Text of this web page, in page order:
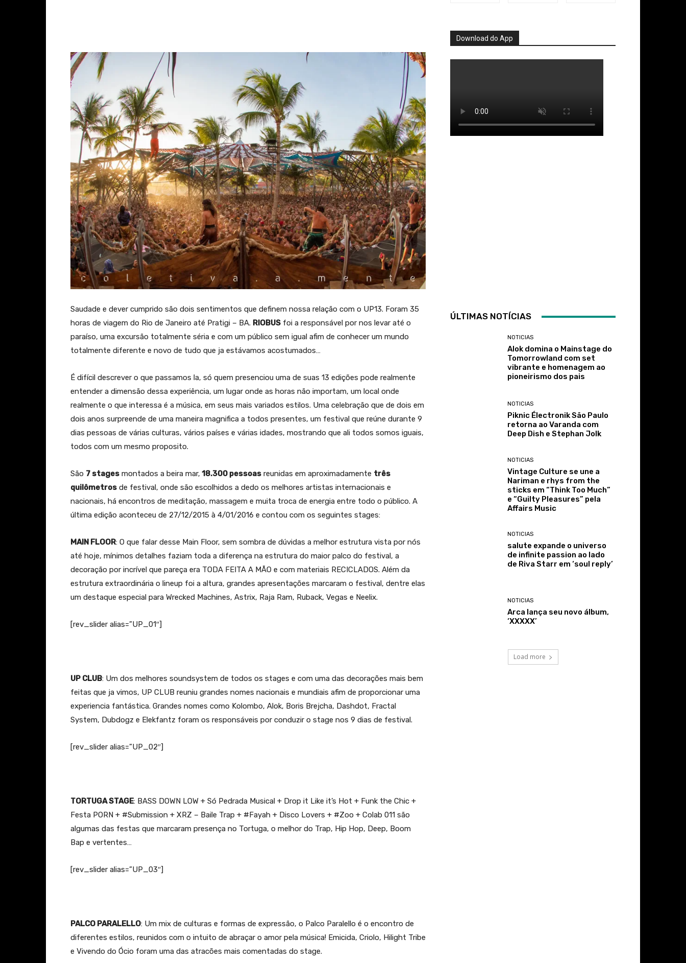
Saudade e dever cumprido são dois sentimentos que definem nossa relação com o UP13. Foram 35
horas de viagem do Rio de Janeiro até Pratigi – BA. RIOBUS foi a responsável por nos levar até o
paraíso, uma excursão totalmente séria e com um público sem igual afim de conhecer um mundo
totalmente diferente e novo de tudo que ja estávamos acostumados…
É difícil descrever o que passamos la, só quem presenciou uma de suas 13 edições pode realmente
entender a dimensão dessa experiência, um lugar onde as horas não importam, um local onde
realmente o que interessa é a música, em seus mais variados estilos. Uma celebração que de dois em
dois anos surpreende de uma maneira magnifica a todos presentes, um festival que reúne durante 9
dias pessoas de várias culturas, vários países e várias idades, mostrando que ali todos somos iguais,
todos com um mesmo proposito.
São 7 stages montados a beira mar, 18.300 pessoas reunidas em aproximadamente três
quilômetros de festival, onde são escolhidos a dedo os melhores artistas internacionais e
nacionais, há encontros de meditação, massagem e muita troca de energia entre todo o público. A
última edição aconteceu de 27/12/2015 à 4/01/2016 e contou com os seguintes stages:
MAIN FLOOR: O que falar desse Main Floor, sem sombra de dúvidas a melhor estrutura vista por nós
até hoje, mínimos detalhes faziam toda a diferença na estrutura do maior palco do festival, a
decoração por incrível que pareça era TODA FEITA A MÃO e com materiais RECICLADOS. Além da
estrutura extraordinária o lineup foi a altura, grandes apresentações marcaram o festival, dentre elas
um destaque especial para Wrecked Machines, Astrix, Raja Ram, Ruback, Vegas e Neelix.
[rev_slider alias=”UP_01″]
UP CLUB: Um dos melhores soundsystem de todos os stages e com uma das decorações mais bem
feitas que ja vimos, UP CLUB reuniu grandes nomes nacionais e mundiais afim de proporcionar uma
experiencia fantástica. Grandes nomes como Kolombo, Alok, Boris Brejcha, Dashdot, Fractal
System, Dubdogz e Elekfantz foram os responsáveis por conduzir o stage nos 9 dias de festival.
[rev_slider alias=”UP_02″]
TORTUGA STAGE: BASS DOWN LOW + Só Pedrada Musical + Drop it Like it’s Hot + Funk the Chic +
Festa PORN + ‪#‎Submission‬ + XRZ – Baile Trap + ‪#‎Fayah‬ + Disco Lovers + ‪#‎Zoo‬ + Colab 011 são
algumas das festas que marcaram presença no Tortuga, o melhor do Trap, Hip Hop, Deep, Boom
Bap e vertentes…
[rev_slider alias=”UP_03″]
PALCO PARALELLO: Um mix de culturas e formas de expressão, o Palco Paralello é o encontro de
diferentes estilos, reunidos com o intuito de abraçar o amor pela música! Emicida, Criolo, Hilight Tribe
e Vivendo do Ócio foram uma das atracões mais comentadas do stage.
Download do App
ÚLTIMAS NOTÍCIAS
NOTICIAS
Alok domina o Mainstage do
Tomorrowland com set
vibrante e homenagem ao
pioneirismo dos pais
NOTICIAS
Piknic Électronik São Paulo
retorna ao Varanda com
Deep Dish e Stephan Jolk
NOTICIAS
Vintage Culture se une a
Nariman e rhys from the
sticks em “Think Too Much”
e “Guilty Pleasures” pela
Affairs Music
NOTICIAS
salute expande o universo
de infinite passion ao lado
de Riva Starr em ‘soul reply’
NOTICIAS
Arca lança seu novo álbum,
‘XXXXX’
Load more